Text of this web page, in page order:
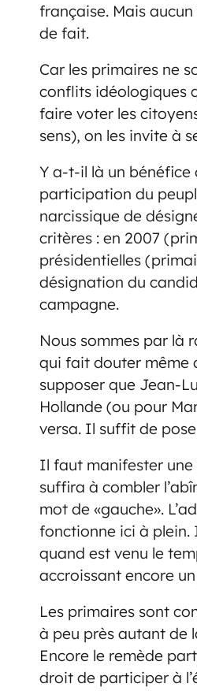
française. Mais
de fait.
Car les primaires ne
conflits idéologiques
faire voter les
sens), on les invite à
Y a-t-il là un
participation du
narcissique de
critères : en 2007
présidentielles
désignation du
campagne.
Nous sommes par là
qui fait douter même
supposer que Jean-
Hollande (ou pour
versa. Il suffit de
Il faut manifester une
suffira à combler
mot de «gauche».
fonctionne ici à plein.
quand est venu le
accroissant encore
Les primaires sont
à peu près autant de
Encore le remède
droit de participer à